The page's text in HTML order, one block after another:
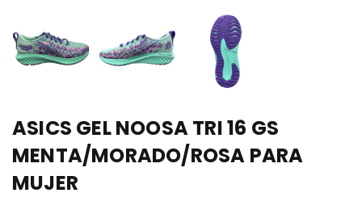
ASICS GEL NOOSA TRI 16 GS
MENTA/MORADO/ROSA PARA
MUJER